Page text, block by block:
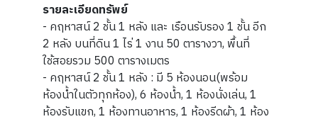
รายละเอียดทรัพย์
- คฤหาสน์ 2 ชั้น 1 หลัง และ เรือนรับรอง 1 ชั้น อีก
2 หลัง บนที่ดิน 1 ไร่ 1 งาน 50 ตารางวา, พื้นที่
ใช้สอยรวม 500 ตารางเมตร
- คฤหาสน์ 2 ชั้น 1 หลัง : มี 5 ห้องนอน(พร้อม
ห้องน้ำในตัวทุกห้อง), 6 ห้องน้ำ, 1 ห้องนั่งเล่น, 1
ห้องรับแขก, 1 ห้องทานอาหาร, 1 ห้องรีดผ้า, 1 ห้อง